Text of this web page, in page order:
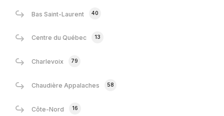
Bas Saint-Laurent 40
Centre du Québec 13
Charlevoix 79
Chaudière Appalaches 58
Côte-Nord 16